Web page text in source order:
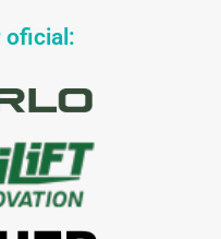
oficial: